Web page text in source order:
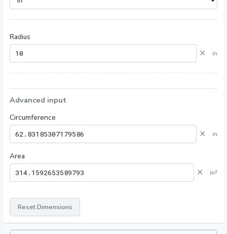
Radius
× in
Advanced input
Circumference
× in
Area
× in²
Reset Dimensions